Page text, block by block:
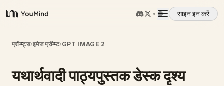
YouMind
साइन इन करें
अवलोकन
उपयोग के मामले
प्रॉम्प्ट्स›इमेज प्रॉम्प्ट›GPT IMAGE 2
यथार्थवादी पाठ्यपुस्तक डेस्क दृश्य